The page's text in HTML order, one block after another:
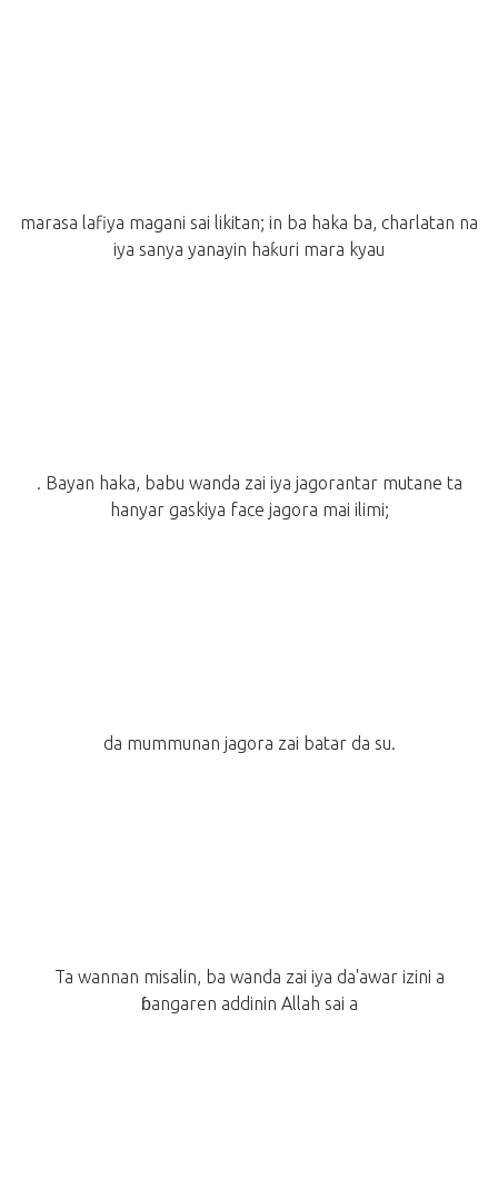
marasa lafiya magani sai likitan; in ba haka ba, charlatan na
iya sanya yanayin haƙuri mara kyau
. Bayan haka, babu wanda zai iya jagorantar mutane ta
hanyar gaskiya face jagora mai ilimi;
da mummunan jagora zai batar da su.
Ta wannan misalin, ba wanda zai iya da'awar izini a
ɓangaren addinin Allah sai a